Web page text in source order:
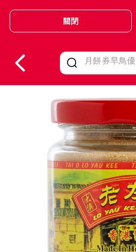
Valid Until 30 June 2026
關閉